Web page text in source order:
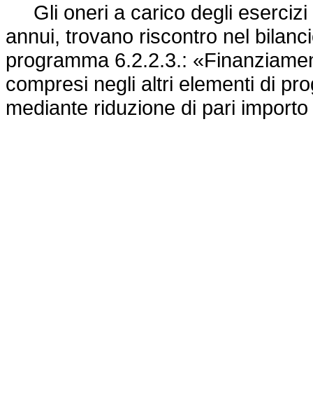
Gli oneri a carico degli esercizi
annui, trovano riscontro nel
programma 6.2.2.3.:
compresi negli altri elementi di
mediante riduzione di pari